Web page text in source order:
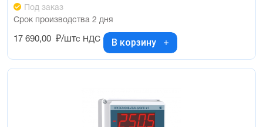
Под заказ
Срок производства 2 дня
17 690,00 ₽/штс НДС В корзину